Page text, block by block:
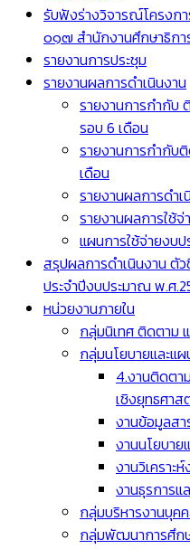
รับฟังร่างวิจารณ์โครงก
๐๑๗ สำนักงานศึกษาธิกา
รายงานการประชุม
รายงานผลการดำเนินงาน
รายงานการกำกับ
รอบ 6 เดือน
รายงานการกำกับ
เดือน
รายงานผลการดำเ
รายงานผลการใช้
แผนการใช้จ่ายงบ
สรุปผลการดำเนินงาน ตั
ประจำปีงบประมาณ พ.ศ
หน่วยงานภายใน
กลุ่มนิเทศ ติดตาม
กลุ่มนโยบายและแผ
4.งานติดตา
เชิงยุทธศาส
งานข้อมูลสา
งานนโยบาย
งานวิเคราะ
งานธุรการแ
กลุ่มบริหารงานบุค
กลุ่มพัฒนาการศึก